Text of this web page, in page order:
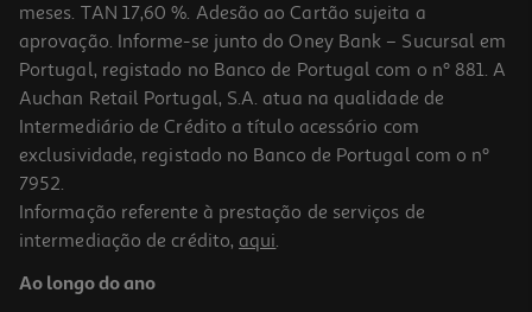
meses. TAN 17,60 %. Adesão ao Cartão sujeita a
aprovação. Informe-se junto do Oney Bank – Sucursal em
Portugal, registado no Banco de Portugal com o nº 881. A
Auchan Retail Portugal, S.A. atua na qualidade de
Intermediário de Crédito a título acessório com
exclusividade, registado no Banco de Portugal com o nº
7952.
Informação referente à prestação de serviços de
intermediação de crédito, aqui.
Ao longo do ano